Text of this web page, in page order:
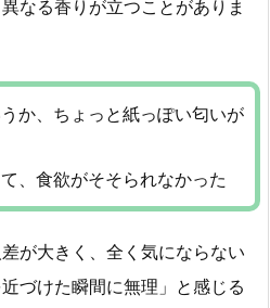
なる香りが立つことがありま
か、ちょっと紙っぽい匂いが
、食欲がそそられなかった
が大きく、全く気にならない
づけた瞬間に無理」と感じる